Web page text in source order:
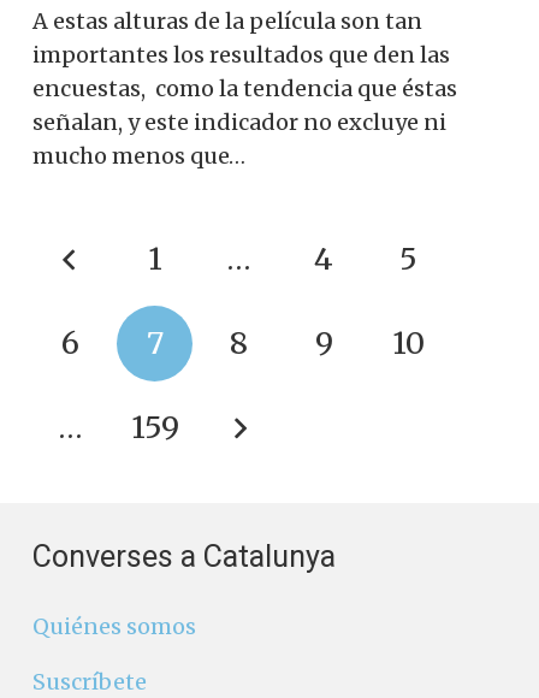
A estas alturas de la película son tan
importantes los resultados que den las
encuestas, como la tendencia que éstas
señalan, y este indicador no excluye ni
mucho menos que…
1 … 4 5
6 7 8 9 10
… 159
Converses a Catalunya
Quiénes somos
Suscríbete